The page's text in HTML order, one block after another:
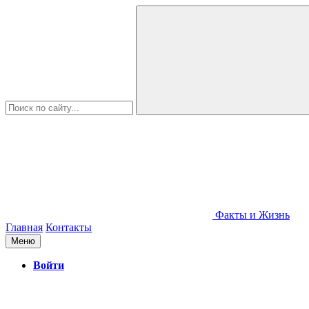
Факты и Жизнь
Главная Контакты
Меню
Войти